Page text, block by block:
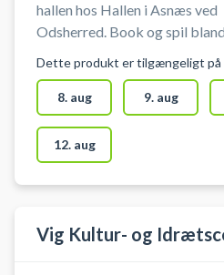
hallen hos Hallen i Asnæs ved
Odsherred. Book og spil
anden form for boldspil i den
halvdel af hallen i Asnæs
centrum af Odsherred.
Dette produkt er tilgængeligt på
8. aug 9. aug
12. aug
Vig Kultur- og